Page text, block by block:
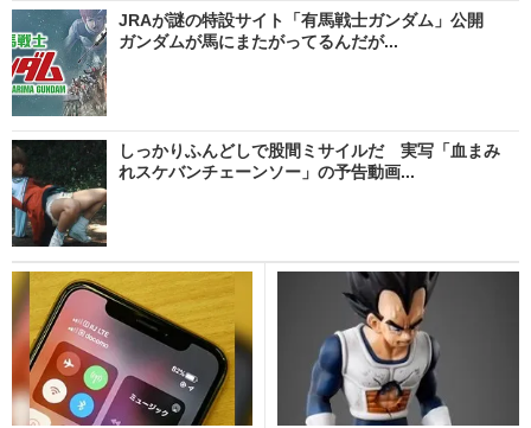
JRAが謎の特設サイト「有馬戦士ガンダム」公開
ガンダムが馬にまたがってるんだが...
しっかりふんどしで股間ミサイルだ 実写「血まみ
れスケバンチェーンソー」の予告動画...